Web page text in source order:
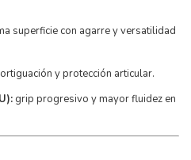
superficie con agarre y versatilidad
y protección articular.
grip progresivo y mayor fluidez en